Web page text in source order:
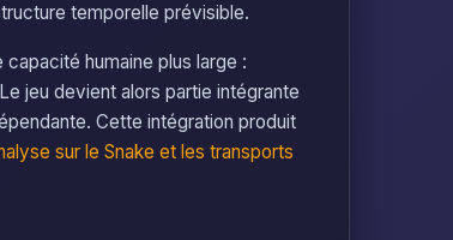
temporelle prévisible.
humaine plus large :
jeu devient alors partie intégrante
Cette intégration produit
sur le Snake et les transports